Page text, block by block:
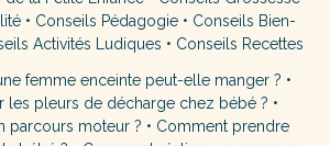
• Conseils Pédagogie• Conseils Bien-
Activités Ludiques • Conseils Recettes
femme enceinte peut-elle manger ? •
les pleurs de décharge chez bébé ? •
parcours moteur ? • Comment prendre